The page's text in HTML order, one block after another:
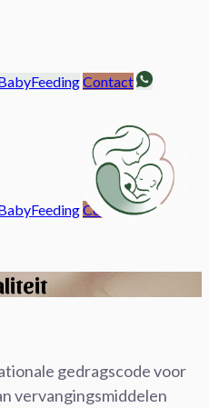
Contact
Contact
gedragscode voor
vervangingsmiddelen